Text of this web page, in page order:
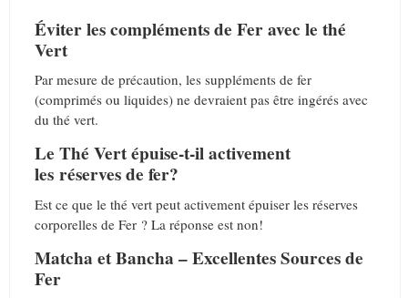
Éviter les compléments de Fer avec le thé
Vert
Par mesure de précaution, les suppléments de fer
(comprimés ou liquides) ne devraient pas être ingérés avec
du thé vert.
Le Thé Vertépuise-t-il activement
les réserves de fer?
Est ce que le thé vert peut activement épuiser les réserves
corporelles de Fer ? La réponse est non!
Matcha et Bancha – Excellentes Sources de
Fer